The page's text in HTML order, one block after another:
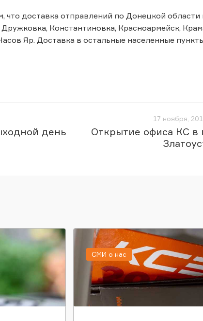
что доставка отправлений по Донецкой
Константиновка, Красноармейск,
Яр. Доставка в остальные населенные
день
17 ноября,
Открытие офиса КС в
СМИ о нас